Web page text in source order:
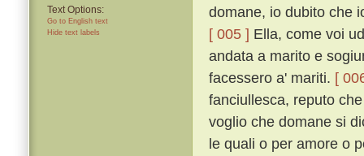
Text Options:
Go to English text
Hide text labels
domane, io dubito che
[ 005 ] Ella, come voi
andata a marito e
facessero a' mariti. [
fanciullesca, reputo
voglio che domane si
le quali o per amore o